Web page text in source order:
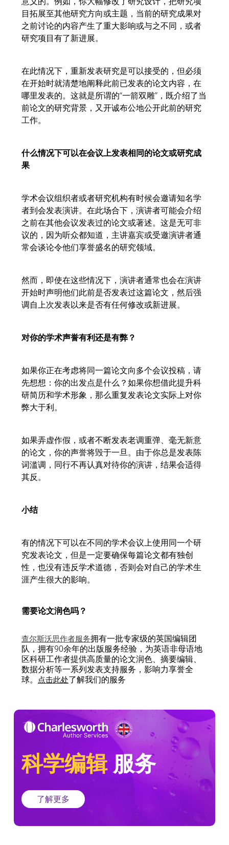
目拓展至其他研究方向或主题，当前的研究成果对
之前讨论的内容产生了重大影响或与之不同，或者
研究项目有了新进展。
在此情况下，重新发表研究是可以接受的，但必须
在开始时就清楚地阐释此前已发表的论文内容，在
哪里发表的。这就是所谓的“一箭双雕”，既介绍了当
前论文的研究背景，又开诚布公地公开此前的研究
工作。
什么情况下可以在会议上发表相同的论文或研究成
果
学术会议组织者或者研究机构有时候会邀请知名学
者到会发表演讲。在此场合下，演讲者可能会介绍
之前在其他会议发表过的论文或著述。这是无可非
议的，因为听众都知道，主讲嘉宾或受邀演讲者通
常会谈论令他们享誉盛名的研究领域。
然而，即使在这些情况下，演讲者通常也会在演讲
开始时声明他们此前是否发表过这篇论文，然后强
调自上次发表以来是否有任何修改或新进展。
对你的学术声誉有利还是有弊？
如果你正在考虑将同一篇论文向多个会议投稿，请
先想想：你的出发点是什么？如果你想借此提升科
研简历和学术形象，那么重复发表论文实际上对你
弊大于利。
如果弄虚作假，或者不断发表老调重弹、毫无新意
的论文，你的声誉将毁于一旦。由于你总是发表陈
词滥调，同行不再认真对待你的演讲，结果会适得
其反。
小结
有的情况下可以在不同的学术会议上使用同一个研
究发表论文，但是一定要确保每篇论文都有独创
性，也没有违反学术道德，否则会对自己的学术生
涯产生很大的影响。
需要论文润色吗？
查尔斯沃思作者服务拥有一批专家级的英国编辑团
队，拥有90余年的出版服务经验，为英语非母语地
区科研工作者提供高质量的论文润色、摘要编辑、
数据分析等一系列发表支持服务，影响力享誉全
球。
点击此处了解我们的服务
科学编辑 服务
了解更多